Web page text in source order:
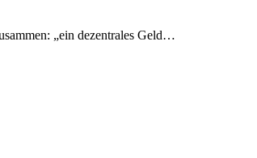
„ein dezentrales Geld…